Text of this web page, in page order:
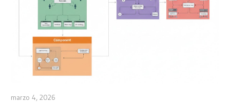
marzo 4, 2026